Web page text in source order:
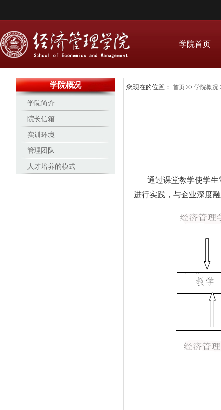
学院首页
学院概况
学院简介
院长信箱
实训环境
管理团队
人才培养的模式
您现在的位置： 首页 >> 学院概况
通过课堂教学使学
进行实践，与企业深度